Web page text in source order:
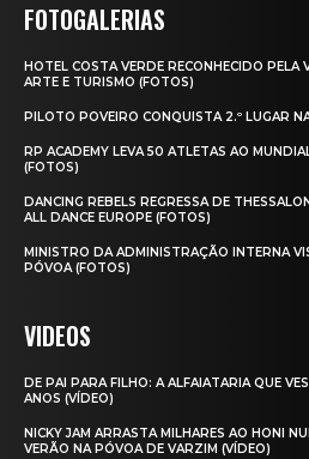
FOTOGALERIAS
HOTEL COSTA VERDE RECONHECIDO
ARTE E TURISMO (FOTOS)
PILOTO POVEIRO CONQUISTA 2.º LUGAR
RP ACADEMY LEVA 50 ATLETAS AO
(FOTOS)
DANCING REBELS REGRESSA DE
ALL DANCE EUROPE (FOTOS)
MINISTRO DA ADMINISTRAÇÃO INTERNA
PÓVOA (FOTOS)
VIDEOS
DE PAI PARA FILHO: A ALFAIATARIA QUE
ANOS (VÍDEO)
NICKY JAM ARRASTA MILHARES AO HONI
VERÃO NA PÓVOA DE VARZIM (VÍDEO)